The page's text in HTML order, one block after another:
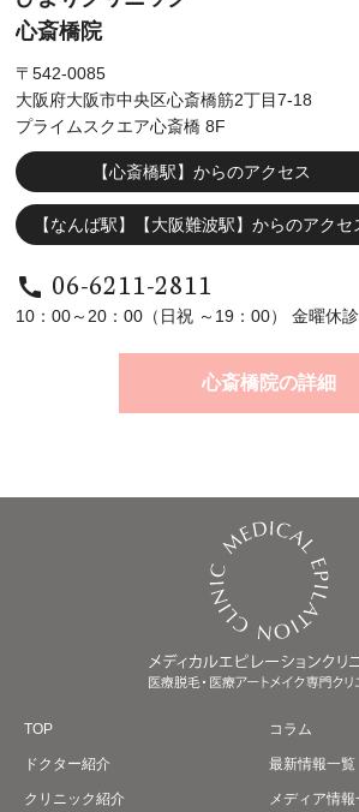
心斎橋院
〒542-0085
大阪府大阪市中央区心斎橋筋2丁目7-18
プライムスクエア心斎橋 8F
【心斎橋駅】からのアクセス
【なんば駅】【大阪難波駅】からのアクセ
06-6211-2811
call
10：00～20：00（日祝 ～19：00） 金曜休診
心斎橋院の詳細
TOP
ドクター紹介
クリニック紹介
コラム
最新情報一覧
メディア情報